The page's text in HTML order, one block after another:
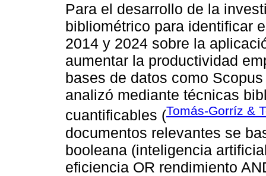
Para el desarrollo de la
bibliométrico para identificar
2014 y 2024 sobre la
aumentar la productividad
bases de datos como
analizó mediante técnicas
cuantificables (Tomás-Gorríz &
documentos relevantes se
booleana (inteligencia
eficiencia OR rendimiento